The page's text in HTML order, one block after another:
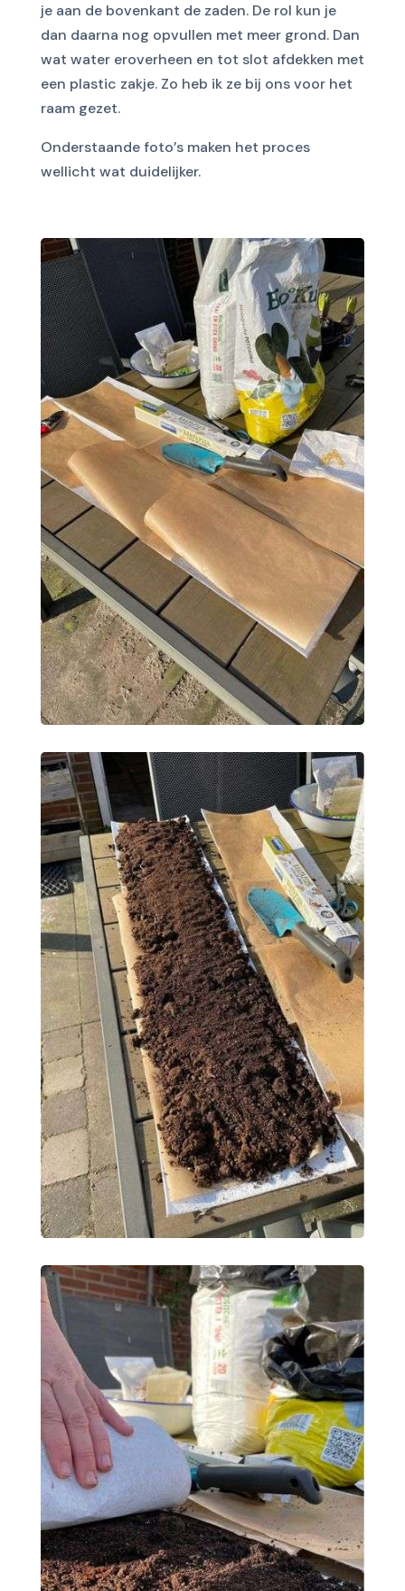
je aan de bovenkant de zaden. De rol kun je
dan daarna nog opvullen met meer grond. Dan
wat water eroverheen en tot slot afdekken met
een plastic zakje. Zo heb ik ze bij ons voor het
raam gezet.
Onderstaande foto’s maken het proces
wellicht wat duidelijker.